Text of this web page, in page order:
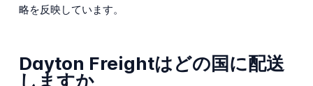
略を反映しています。
Dayton Freightはどの国に配送
しますか